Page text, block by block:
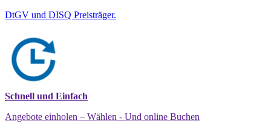
DtGV und DISQ Preisträger.
Schnell und Einfach
Angebote einholen – Wählen - Und online Buchen